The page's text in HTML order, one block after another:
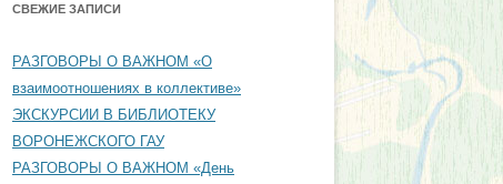
СВЕЖИЕ ЗАПИСИ
РАЗГОВОРЫ О ВАЖНОМ «О
взаимоотношениях в коллективе»
ЭКСКУРСИИ В БИБЛИОТЕКУ
ВОРОНЕЖСКОГО ГАУ
РАЗГОВОРЫ О ВАЖНОМ «День